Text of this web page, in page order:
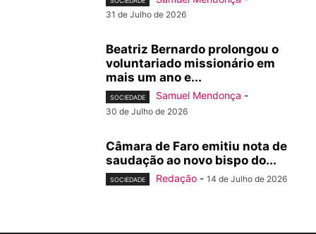
31 de Julho de 2026
Beatriz Bernardo prolongou o
voluntariado missionário em
mais um ano e...
SOCIEDADE Samuel Mendonça -
30 de Julho de 2026
Câmara de Faro emitiu nota de
saudação ao novo bispo do...
SOCIEDADE Redação - 14 de Julho de 2026